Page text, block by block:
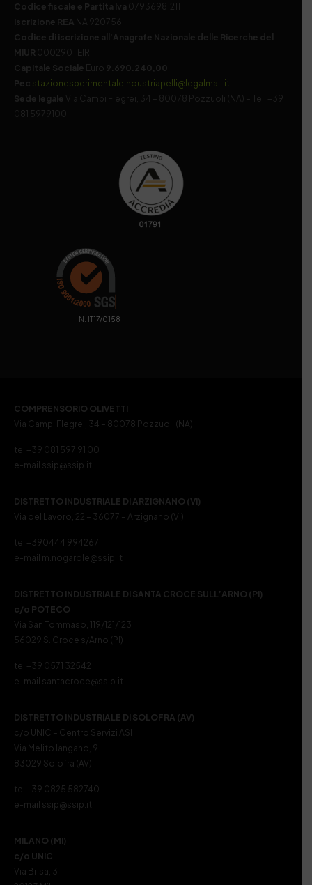
Codice fiscale e Partita Iva 07936981211
Iscrizione REA NA 920756
Codice di iscrizione all’Anagrafe Nazionale delle Ricerche del
MIUR 000290_EIRI
Capitale Sociale Euro 9.690.240,00
Pec stazionesperimentaleindustriapelli@legalmail.it
Sede legale
Via Campi Flegrei, 34 – 80078 Pozzuoli (NA) – Tel. +39
081 5979100
. N. IT17/0158
COMPRENSORIO OLIVETTI
Via Campi Flegrei, 34 – 80078 Pozzuoli (NA)
tel +39 081 597 91 00
e-mail ssip@ssip.it
DISTRETTO INDUSTRIALE DI ARZIGNANO (VI)
Via del Lavoro, 22 – 36077 – Arzignano (VI)
tel +390444 994267
e-mail m.nogarole@ssip.it
DISTRETTO INDUSTRIALE DI SANTA CROCE SULL’ARNO (PI)
c/o POTECO
Via San Tommaso, 119/121/123
56029 S. Croce s/Arno (PI)
tel +39 0571 32542
e-mail santacroce@ssip.it
DISTRETTO INDUSTRIALE DI SOLOFRA (AV)
c/o UNIC – Centro Servizi ASI
Via Melito Iangano, 9
83029 Solofra (AV)
tel +39 0825 582740
e-mail ssip@ssip.it
MILANO (MI)
c/o UNIC
Via Brisa, 3